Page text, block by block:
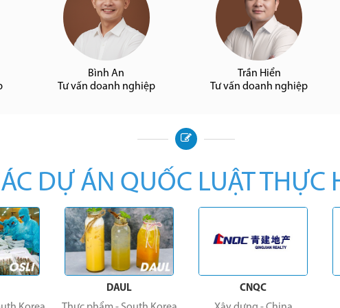
Bình An
Tư vấn doanh nghiệp
Trần Hiển
Tư vấn doanh nghiệp
DỰ ÁN QUỐC LUẬT THỰC
DAUL CNQC